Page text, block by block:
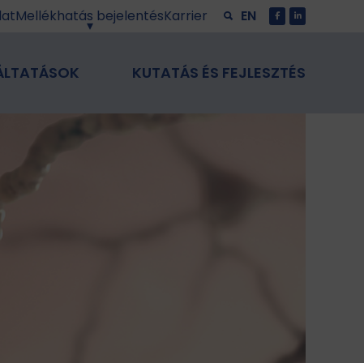
Mellékhatás bejelentésKarrier EN
KUTATÁS ÉS FEJLESZTÉS